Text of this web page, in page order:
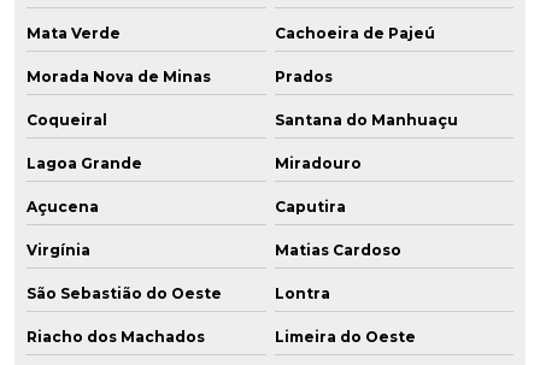
Mata Verde Cachoeira de Pajeú
Morada Nova de Minas Prados
Coqueiral Santana do Manhuaçu
Lagoa Grande Miradouro
Açucena Caputira
Virgínia Matias Cardoso
São Sebastião do Oeste Lontra
Riacho dos Machados Limeira do Oeste